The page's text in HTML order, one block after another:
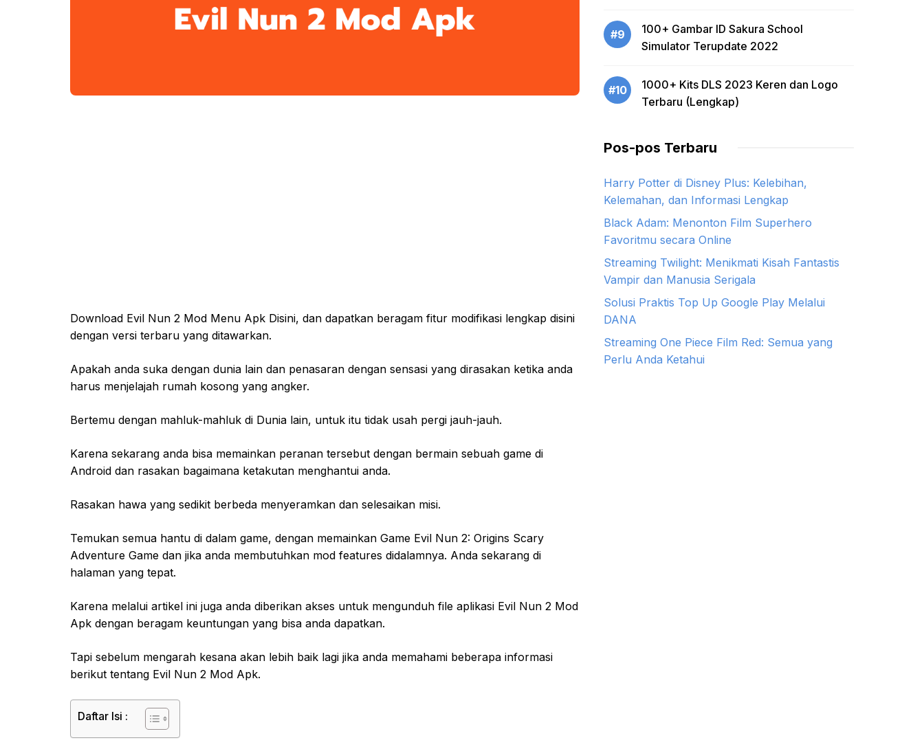
Download Evil Nun 2 Mod Menu Apk Disini, dan dapatkan beragam fitur modifikasi lengkap disini
dengan versi terbaru yang ditawarkan.
Apakah anda suka dengan dunia lain dan penasaran dengan sensasi yang dirasakan ketika anda
harus menjelajah rumah kosong yang angker.
Bertemu dengan mahluk-mahluk di Dunia lain, untuk itu tidak usah pergi jauh-jauh.
Karena sekarang anda bisa memainkan peranan tersebut dengan bermain sebuah game di
Android dan rasakan bagaimana ketakutan menghantui anda.
Rasakan hawa yang sedikit berbeda menyeramkan dan selesaikan misi.
Temukan semua hantu di dalam game, dengan memainkan Game Evil Nun 2: Origins Scary
Adventure Game dan jika anda membutuhkan mod features didalamnya. Anda sekarang di
halaman yang tepat.
Karena melalui artikel ini juga anda diberikan akses untuk mengunduh file aplikasi Evil Nun 2 Mod
Apk dengan beragam keuntungan yang bisa anda dapatkan.
Tapi sebelum mengarah kesana akan lebih baik lagi jika anda memahami beberapa informasi
berikut tentang Evil Nun 2 Mod Apk.
Daftar Isi :
#9
100+ Gambar ID Sakura School
Simulator Terupdate 2022
#10
1000+ Kits DLS 2023 Keren dan Logo
Terbaru (Lengkap)
Pos-pos Terbaru
Harry Potter di Disney Plus: Kelebihan,
Kelemahan, dan Informasi Lengkap
Black Adam: Menonton Film Superhero
Favoritmu secara Online
Streaming Twilight: Menikmati Kisah Fantastis
Vampir dan Manusia Serigala
Solusi Praktis Top Up Google Play Melalui
DANA
Streaming One Piece Film Red: Semua yang
Perlu Anda Ketahui